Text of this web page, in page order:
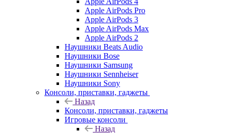
Apple AirPods Pro
Apple AirPods 3
Apple AirPods Max
Apple AirPods 2
Наушники Beats Audio
Наушники Bose
Наушники Samsung
Наушники Sennheiser
Наушники Sony
Консоли, приставки, гаджеты
Назад
Консоли, приставки, гаджеты
Игровые консоли
Назад